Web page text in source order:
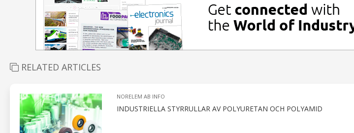
RELATED ARTICLES
NORELEM AB INFO
INDUSTRIELLA STYRRULLAR AV POLYURETAN OCH POLYAMID